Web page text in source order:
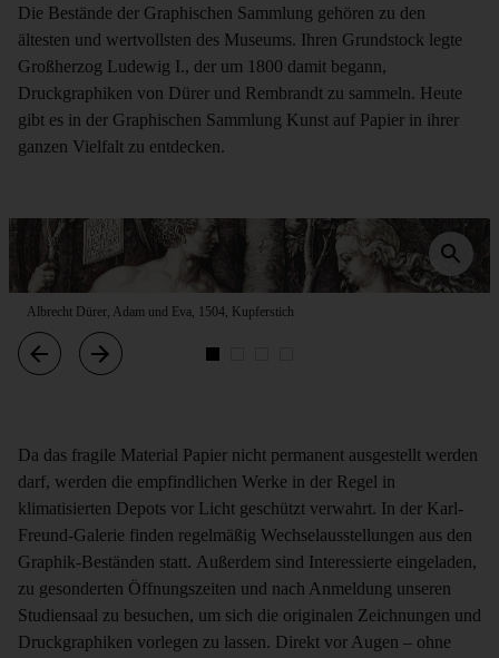
Die Bestände der Graphischen Sammlung gehören zu den
ältesten und wertvollsten des Museums. Ihren Grundstock legte
Großherzog Ludewig I., der um 1800 damit begann,
Druckgraphiken von Dürer und Rembrandt zu sammeln. Heute
gibt es in der Graphischen Sammlung Kunst auf Papier in ihrer
ganzen Vielfalt zu entdecken.
Albrecht Dürer, Adam und Eva, 1504, Kupferstich
Da das fragile Material Papier nicht permanent ausgestellt werden
darf, werden die empfindlichen Werke in der Regel in
klimatisierten Depots vor Licht geschützt verwahrt. In der Karl-
Freund-Galerie finden regelmäßig Wechselausstellungen aus den
Graphik-Beständen statt. Außerdem sind Interessierte eingeladen,
zu gesonderten Öffnungszeiten und nach Anmeldung unseren
Studiensaal zu besuchen, um sich die originalen Zeichnungen und
Druckgraphiken vorlegen zu lassen. Direkt vor Augen – ohne